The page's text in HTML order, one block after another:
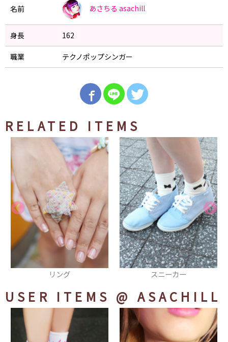
名前 あさちる asachill
身長 162
職業 テクノポップシンガー
RELATED ITEMS
スニーカー リング
USER ITEMS @ ASACHILL